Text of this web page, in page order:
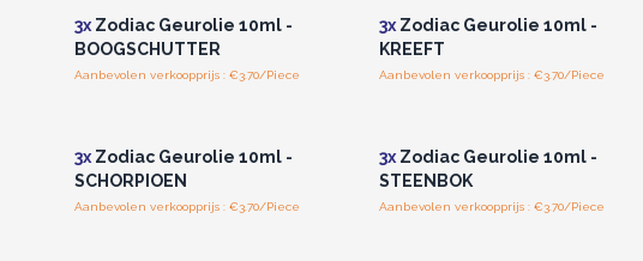
3x Zodiac Geurolie 10ml -
BOOGSCHUTTER
Aanbevolen verkoopprijs : €3.70/Piece
3xZodiac Geurolie 10ml -
KREEFT
Aanbevolen verkoopprijs : €3.70/Piece
3x Zodiac Geurolie 10ml -
SCHORPIOEN
Aanbevolen verkoopprijs : €3.70/Piece
3xZodiac Geurolie 10ml -
STEENBOK
Aanbevolen verkoopprijs : €3.70/Piece